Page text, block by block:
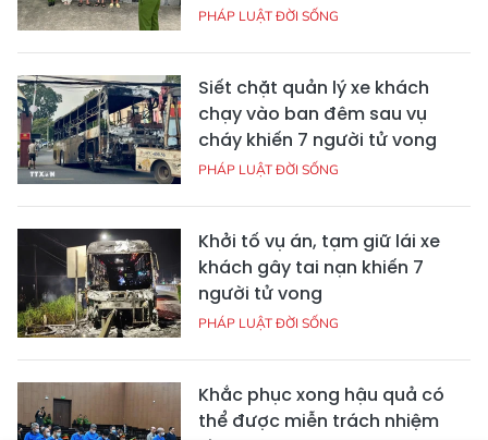
PHÁP LUẬT ĐỜI SỐNG
Siết chặt quản lý xe khách
chạy vào ban đêm sau vụ
cháy khiến 7 người tử vong
PHÁP LUẬT ĐỜI SỐNG
Khởi tố vụ án, tạm giữ lái xe
khách gây tai nạn khiến 7
người tử vong
PHÁP LUẬT ĐỜI SỐNG
Khắc phục xong hậu quả có
thể được miễn trách nhiệm